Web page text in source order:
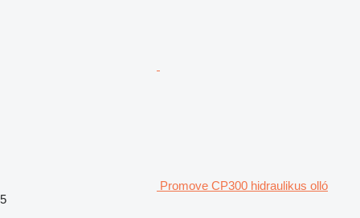
Promove CP300 hidraulikus olló
5